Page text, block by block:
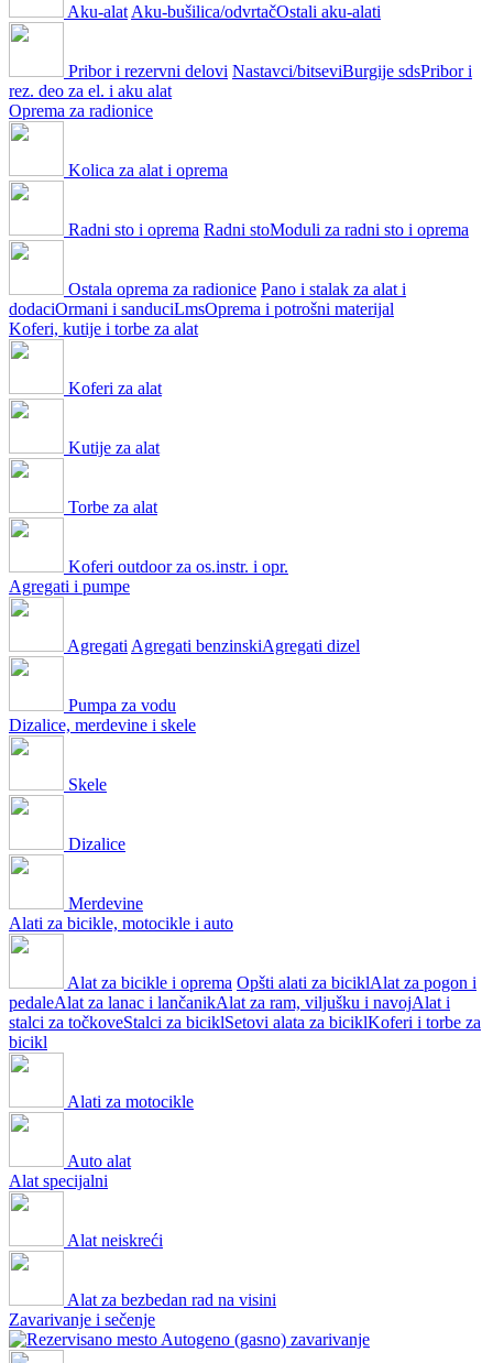
Aku-alat Aku-bušilica/odvrtačOstali aku-alati
Pribor i rezervni delovi Nastavci/bitseviBurgije sdsPribor i
rez. deo za el. i aku alat
Oprema za radionice
Kolica za alat i oprema
Radni sto i oprema Radni stoModuli za radni sto i oprema
Ostala oprema za radionice Pano i stalak za alat i
dodaciOrmani i sanduciLmsOprema i potrošni materijal
Koferi, kutije i torbe za alat
Koferi za alat
Kutije za alat
Torbe za alat
Koferi outdoor za os.instr. i opr.
Agregati i pumpe
Agregati Agregati benzinskiAgregati dizel
Pumpa za vodu
Dizalice, merdevine i skele
Skele
Dizalice
Merdevine
Alati za bicikle, motocikle i auto
Alat za bicikle i oprema Opšti alati za biciklAlat za pogon i
pedaleAlat za lanac i lančanikAlat za ram, viljušku i navojAlat i
stalci za točkoveStalci za biciklSetovi alata za biciklKoferi i torbe za
bicikl
Alati za motocikle
Auto alat
Alat specijalni
Alat neiskreći
Alat za bezbedan rad na visini
Zavarivanje i sečenje
Autogeno (gasno) zavarivanje